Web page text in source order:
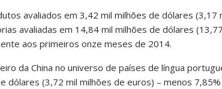
avaliados em 3,42 mil milhões de dólares (3,17
avaliadas em 14,84 mil milhões de dólares
aos primeiros onze meses de 2014.
da China no universo de países de língua
dólares (3,72 mil milhões de euros) – menos